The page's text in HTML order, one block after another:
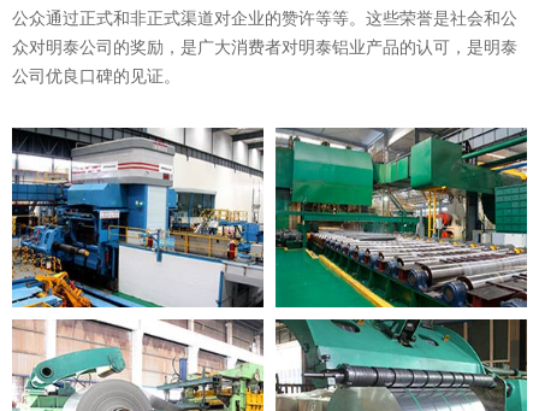
公众通过正式和非正式渠道对企业的赞许等等。这些荣誉是社会和公
众对明泰公司的奖励，是广大消费者对明泰铝业产品的认可，是明泰
公司优良口碑的见证。